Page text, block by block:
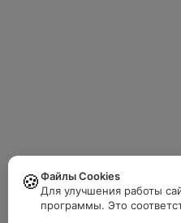
🍪Файлы Cookies
Для улучшения работы
программы. Это